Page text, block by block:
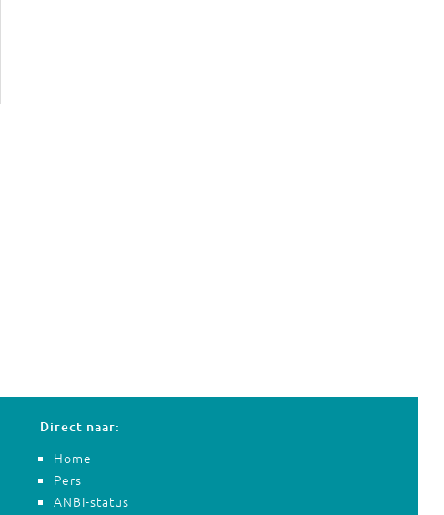
Direct naar:
Home
Pers
ANBI-status